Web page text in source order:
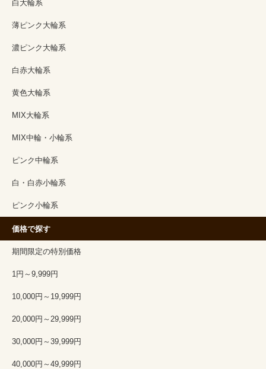
白大輪系
薄ピンク大輪系
濃ピンク大輪系
白赤大輪系
黄色大輪系
MIX大輪系
MIX中輪・小輪系
ピンク中輪系
白・白赤小輪系
ピンク小輪系
価格で探す
期間限定の特別価格
1円～9,999円
10,000円～19,999円
20,000円～29,999円
30,000円～39,999円
40,000円～49,999円